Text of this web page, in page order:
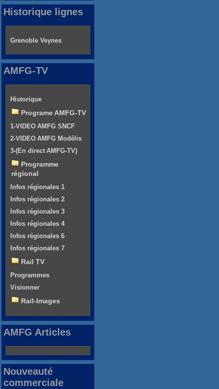
Historique lignes
Grenoble Veynes
AMFG-TV
Historique
Programe AMFG-TV
1-VIDEO AMFG SNCF
2-VIDEO AMFG Modélis
3-(En direct AMFG-TV)
Programme
régional
Infos régionales 1
Infos régionales 2
Infos régionales 3
Infos régionales 4
Infos régionales 6
Infos régionales 7
Rail TV
Programmes
Visionner
Rail-Images
AMFG Articles
Nouveauté
commerciale